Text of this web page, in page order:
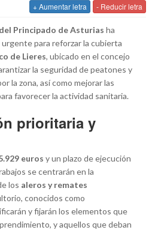
+ Aumentar letra - Reducir letra
Principado de Asturias ha
para reforzar la cubierta
de Lieres, ubicado en el concejo
la seguridad de peatones y
la zona, así como mejorar las
favorecer la actividad sanitaria.
prioritaria y
euros y un plazo de ejecución
se centrarán en la
los aleros y remates
conocidos como
y fijarán los elementos que
y aquellos que deban